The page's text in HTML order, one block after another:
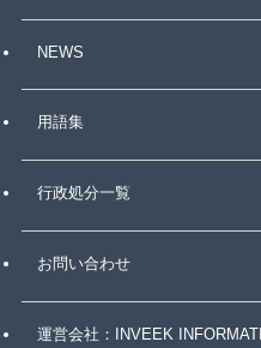
NEWS
用語集
行政処分一覧
お問い合わせ
運営会社：INVEEK